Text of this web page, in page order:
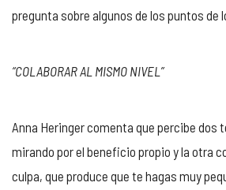
pregunta sobre algunos de los puntos de
“COLABORAR AL MISMO NIVEL”
Anna Heringer comenta que percibe dos
mirando por el beneficio propio y la otra
culpa, que produce que te hagas muy